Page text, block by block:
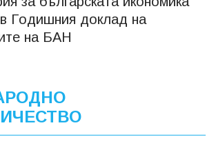
Годишния доклад на
на БАН